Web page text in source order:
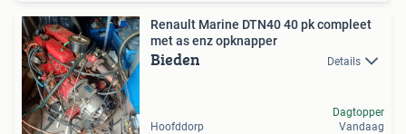
Renault Marine DTN40 40 pk compleet
met as enz opknapper
Bieden Details
Hoofddorp
Dagtopper
Vandaag